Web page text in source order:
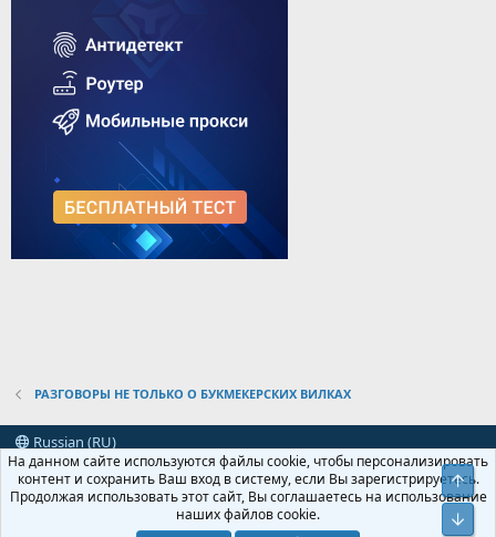
РАЗГОВОРЫ НЕ ТОЛЬКО О БУКМЕКЕРСКИХ ВИЛКАХ
Russian (RU)
Условия и правила
Политика конфиденциальности Помощь
R
Add-ons by Brivium™ © 2012-2026 Brivium LLC.Локализация от
На данном сайте используются файлы cookie, чтобы персонализировать
контент и сохранить Ваш вход в систему, если Вы зарегистрируетесь.
Продолжая использовать этот сайт, Вы соглашаетесь на использование
наших файлов cookie.